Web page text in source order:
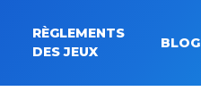
RÈGLEMENTS
DES JEUX
BLOG